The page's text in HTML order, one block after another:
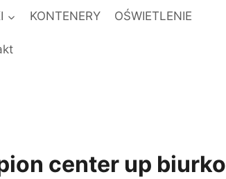
KONTENERY OŚWIETLENIE
center up biurko